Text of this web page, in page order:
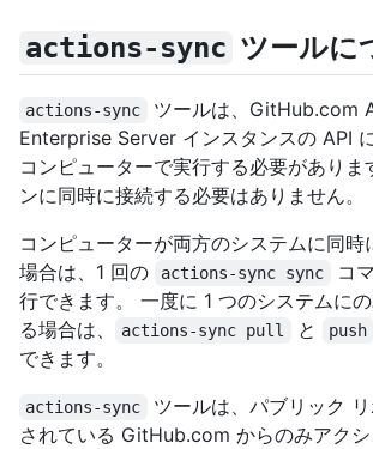
actions-sync ツールに
actions-sync
ツールは、GitHub.com
Enterprise Server インスタンスの API
コンピューターで実行する必要がありま
ンに同時に接続する必要はありません。
コンピューターが両方のシステムに同時
場合は、1 回の
actions-sync sync
コ
行できます。 一度に 1 つのシステムに
る場合は、
actions-sync pull と push
できます。
actions-sync
ツールは、パブリック
されている GitHub.com からのみアク